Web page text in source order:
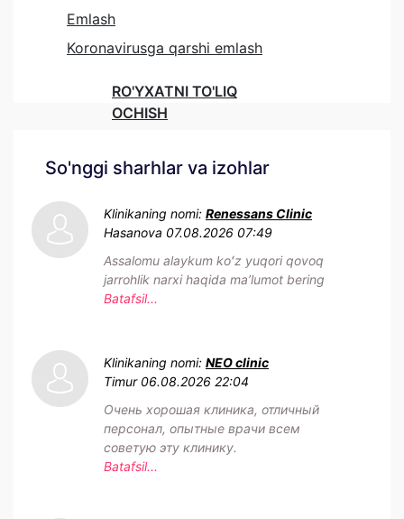
Emlash
Koronavirusga qarshi emlash
RO'YXATNI TO'LIQ
OCHISH
So'nggi sharhlar va izohlar
Klinikaning nomi: Renessans Clinic
Hasanova 07.08.2026 07:49
Assalomu alaykum koʻz yuqori qovoq
jarrohlik narxi haqida maʼlumot bering
Batafsil...
Klinikaning nomi: NEO clinic
Timur 06.08.2026 22:04
Очень хорошая клиника, отличный
персонал, опытные врачи всем
советую эту клинику.
Batafsil...